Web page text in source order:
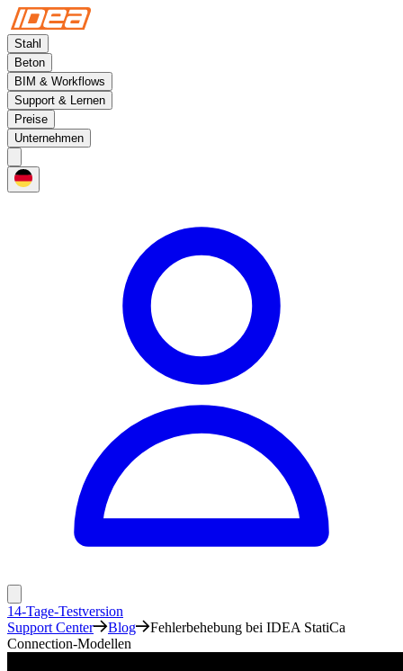
Stahl
Beton
BIM & Workflows
Support & Lernen
Preise
Unternehmen
14-Tage-Testversion
Support Center
Blog
Fehlerbehebung bei IDEA StatiCa
Connection-Modellen